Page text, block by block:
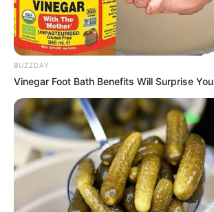
BUZZDAY
Vinegar Foot Bath Benefits Will Surprise You